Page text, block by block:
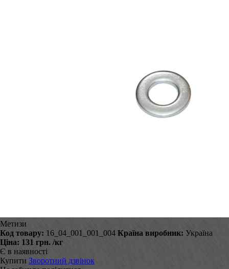
Метизи
Код товару: 16_04_001_001_004 Країна виробник: Україна
Ціна: 131 грн. /кг
Є в наявності
Купити Зворотний дзвінок